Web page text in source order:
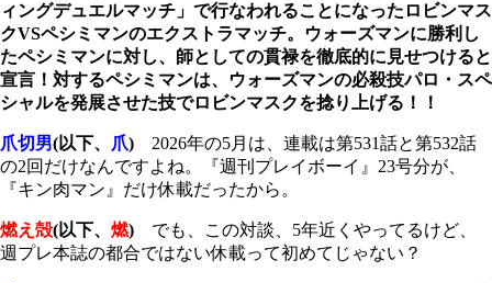
ィングデュエルマッチ」で行なわれることになったロビンマス
クVSペシミマンのエクストラマッチ。ウォーズマンに勝利し
たペシミマンに対し、師としての貫禄を徹底的に見せつけると
宣言！対するペシミマンは、ウォーズマンの必殺技パロ・スペ
シャルを発展させた技でロビンマスクを捻り上げる！！
爪切男(以下、 爪) 2026年の5月は、連載は第531話と第532話
の2回だけなんですよね。『週刊プレイボーイ』 23号分が、
『キン肉マン』だけ休載だったから。
燃え殻(以下、 燃) でも、この対談、 5年近くやってるけど、
週プレ本誌の都合ではない休載って初めてじゃない？